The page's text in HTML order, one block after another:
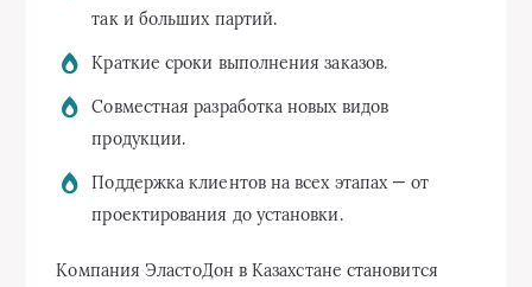
так и больших партий.
Краткие сроки выполнения заказов.
Совместная разработка новых видов
продукции.
Поддержка клиентов на всех этапах — от
проектирования до установки.
Компания ЭластоДон в Казахстане становится